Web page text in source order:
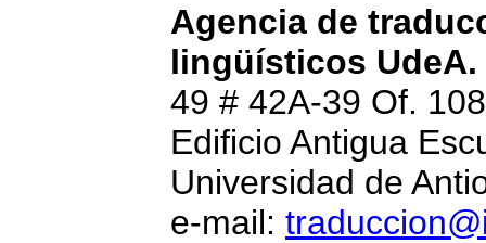
Agencia de
lingüísticos UdeA.
49 # 42A-39 Of.
Edificio Antigua
Universidad de
e-mail: